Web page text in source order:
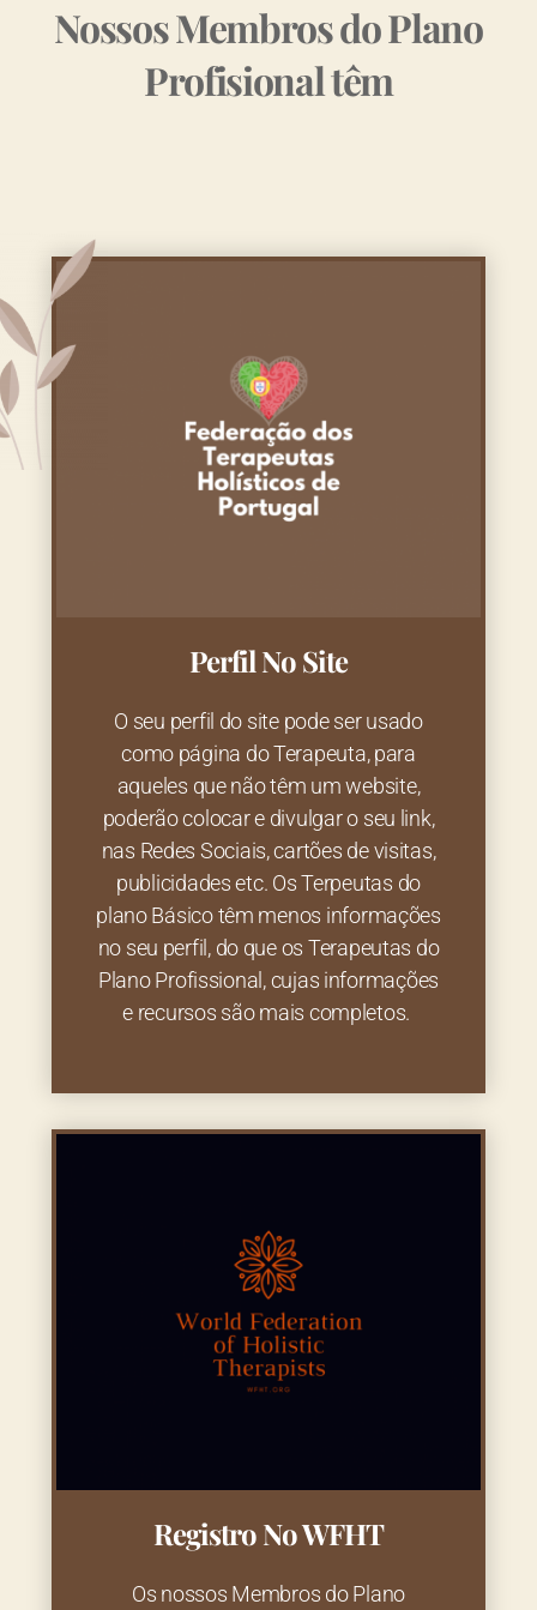
Nossos Membros do Plano
Profisional têm
Perfil No Site
O seu perfil do site pode ser usado
como página do Terapeuta, para
aqueles que não têm um website,
poderão colocar e divulgar o seu link,
nas Redes Sociais, cartões de visitas,
publicidades etc. Os Terpeutas do
plano Básico têm menos informações
no seu perfil, do que os Terapeutas do
Plano Profissional, cujas informações
e recursos são mais completos.
Registro No WFHT
Os nossos Membros do Plano